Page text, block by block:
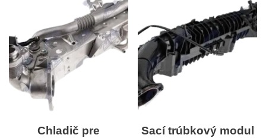
Chladič pre
Sací trúbkový modul